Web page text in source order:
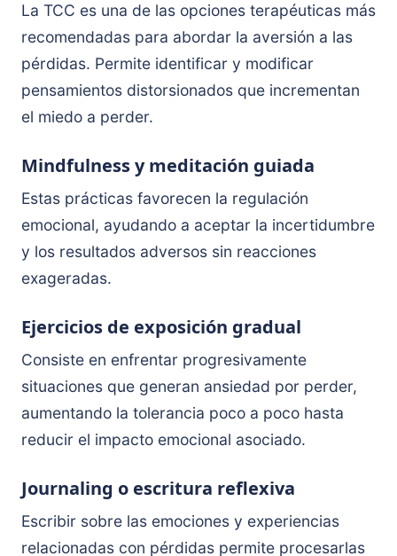
La TCC es una de las opciones terapéuticas más
recomendadas para abordar la aversión a las
pérdidas. Permite identificar y modificar
pensamientos distorsionados que incrementan
el miedo a perder.
Mindfulness y meditación guiada
Estas prácticas favorecen la regulación
emocional, ayudando a aceptar la incertidumbre
y los resultados adversos sin reacciones
exageradas.
Ejercicios de exposición gradual
Consiste en enfrentar progresivamente
situaciones que generan ansiedad por perder,
aumentando la tolerancia poco a poco hasta
reducir el impacto emocional asociado.
Journaling o escritura reflexiva
Escribir sobre las emociones y experiencias
relacionadas con pérdidas permite procesarlas